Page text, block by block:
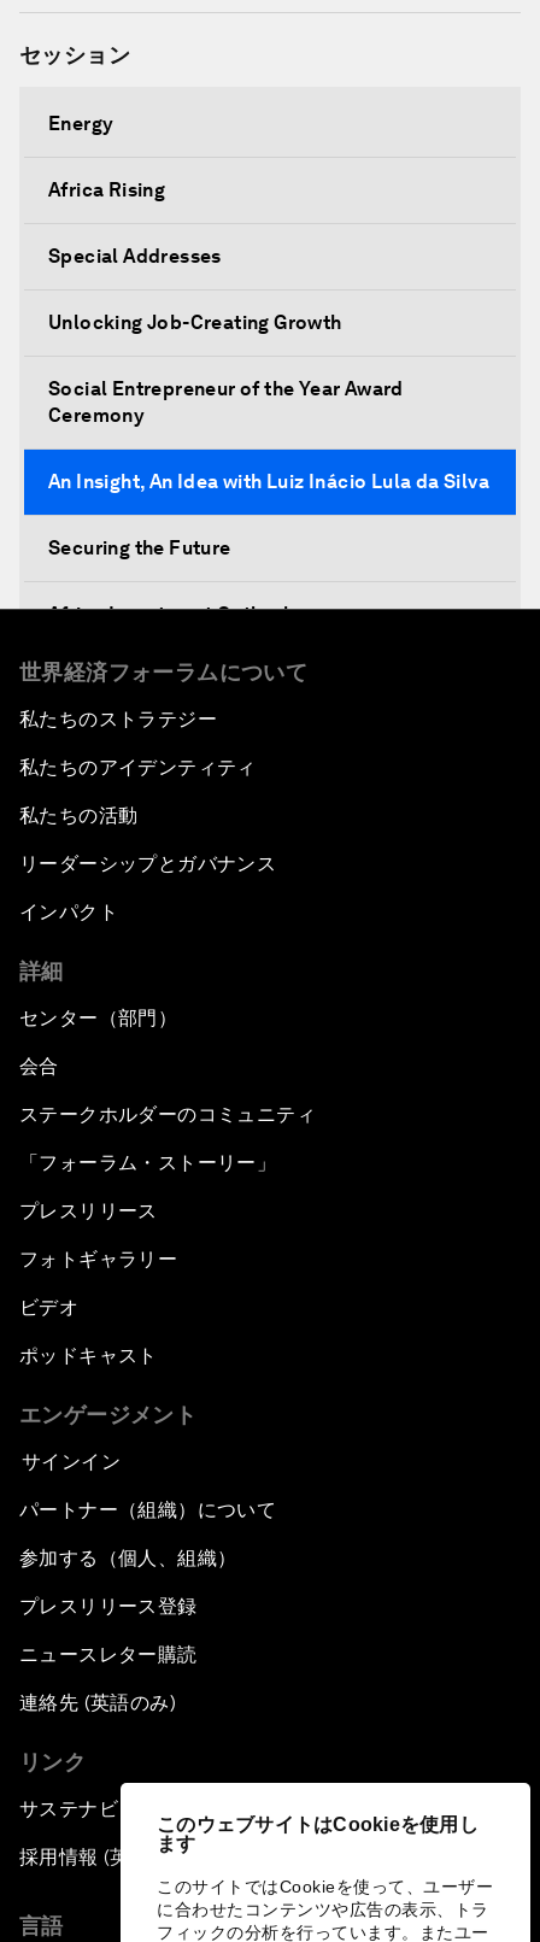
このウェブサイトはCookieを使用し
ます
このサイトではCookieを使って、ユーザー
に合わせたコンテンツや広告の表示、トラ
フィックの分析を行っています。またユー
セッション
Energy
Africa Rising
Special Addresses
Unlocking Job-Creating Growth
Social Entrepreneur of the Year Award
Ceremony
An Insight, An Idea with Luiz Inácio Lula da Silva
Securing the Future
Africa Investment Outlook
Partnering for Prosperity
Private Sector, Public Works
Young and Restless
Transformation
Global Growth Companies Award Ceremony
Engaging in Energy
Closing Remarks
世界経済フォーラムについて
私たちのストラテジー
私たちのアイデンティティ
私たちの活動
リーダーシップとガバナンス
インパクト
詳細
センター（部門）
会合
ステークホルダーのコミュニティ
「フォーラム・ストーリー」
プレスリリース
フォトギャラリー
ビデオ
ポッドキャスト
エンゲージメント
サインイン
パートナー（組織）について
参加する（個人、組織）
プレスリリース登録
ニュースレター購読
連絡先 (英語のみ)
リンク
サステナビリティへの取り組み
採用情報 (英語のみ)
言語